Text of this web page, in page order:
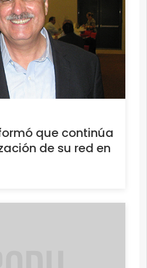
que continúa
de su red en